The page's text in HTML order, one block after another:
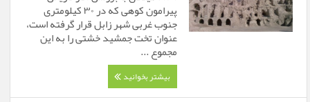
پیرامون کوهی که در ۳۰ کیلومتری
جنوب غربی شهر زابل قرار گرفته است،
عنوان تخت جمشید خشتی را به این
مجموع ...
بیشتر بخوانید